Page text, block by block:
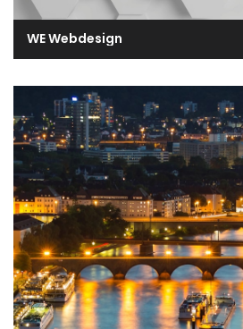
WE Webdesign